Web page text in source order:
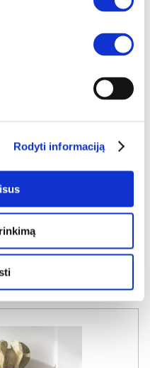
Rodyti informaciją
prekėms